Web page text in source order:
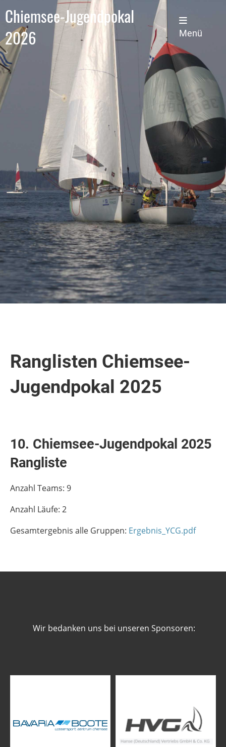
Chiemsee-Jugendpokal
2026
Menü
Ranglisten Chiemsee-
Jugendpokal 2025
10. Chiemsee-Jugendpokal 2025
Rangliste
Anzahl Teams: 9
Anzahl Läufe: 2
Gesamtergebnis alle Gruppen: Ergebnis_YCG.pdf
Wir bedanken uns bei unseren Sponsoren: